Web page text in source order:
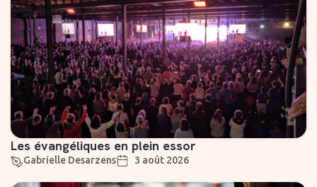
Les évangéliques en plein essor
Gabrielle Desarzens 3 août 2026